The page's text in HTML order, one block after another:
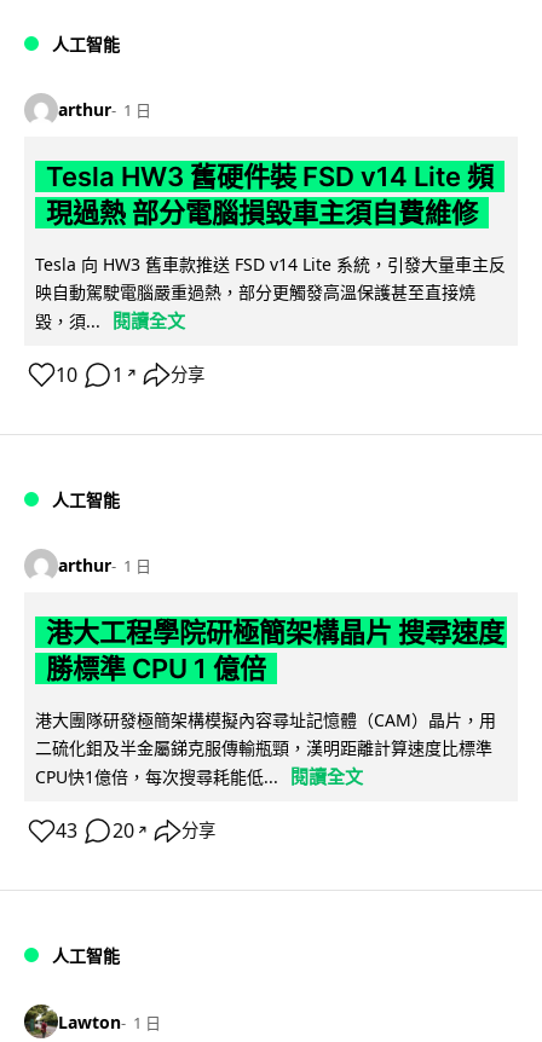
人工智能
arthur 1 日
Tesla HW3 舊硬件裝 FSD v14 Lite 頻
現過熱 部分電腦損毀車主須自費維修
Tesla 向 HW3 舊車款推送 FSD v14 Lite 系統，引發大量車主反
映自動駕駛電腦嚴重過熱，部分更觸發高溫保護甚至直接燒
毀，須...
閱讀全文
10 1 ↗ 分享
人工智能
arthur 1 日
港大工程學院研極簡架構晶片 搜尋速度
勝標準 CPU 1 億倍
港大團隊研發極簡架構模擬內容尋址記憶體（CAM）晶片，用
二硫化鉬及半金屬銻克服傳輸瓶頸，漢明距離計算速度比標準
CPU快1億倍，每次搜尋耗能低...
閱讀全文
43 20 ↗ 分享
人工智能
Lawton 1 日